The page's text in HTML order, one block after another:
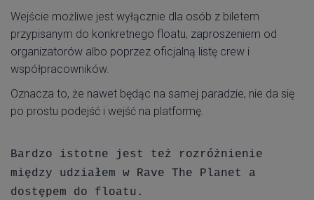
Wejście możliwe jest wyłącznie dla osób z biletem
przypisanym do konkretnego floatu, zaproszeniem od
organizatorów albo poprzez oficjalną listę crew i
współpracowników.
Oznacza to, że nawet będąc na samej paradzie, nie da się
po prostu podejść i wejść na platformę.
Bardzo istotne jest też rozróżnienie
między udziałem w Rave The Planet a
dostępem do floatu.